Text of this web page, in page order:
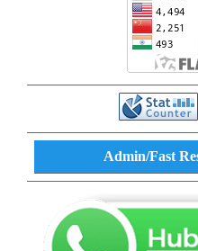
Admin/Fast